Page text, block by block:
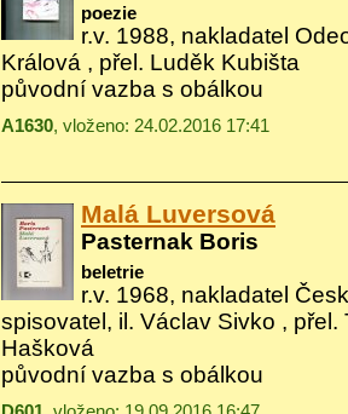
poezie
r.v. 1988, nakladatel
Králová , přel. Luděk Kubišta
původní vazba s obálkou
A1630, vloženo: 24.02.2016 17:41
Malá Luversová
Pasternak Boris
beletrie
r.v. 1968, nakladatel
spisovatel, il. Václav Sivko , přel.
Hašková
původní vazba s obálkou